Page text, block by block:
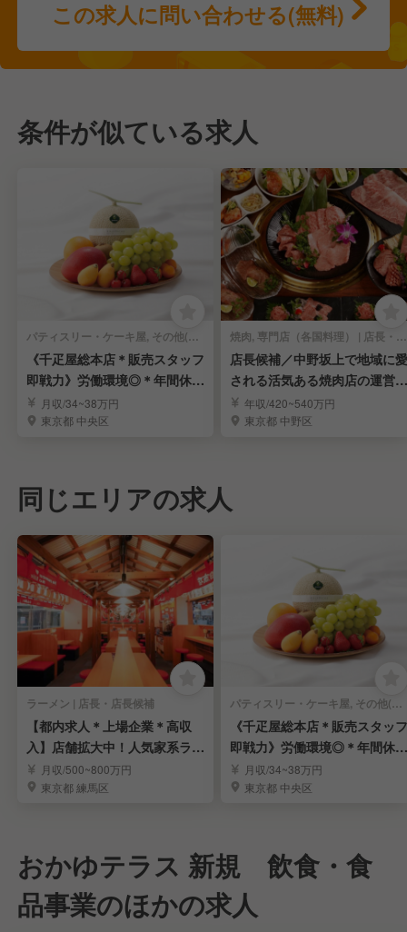
この求人に問い合わせる(無料)
条件が似ている求人
パティスリー・ケーキ屋, その他(料理ジャンル) | 店長・店長候補
《千疋屋総本店＊販売スタッフ
即戦力》労働環境◎＊年間休1
15日＊賞与年3回
月収/34~38万円
東京都 中央区
焼肉, 専門店（各国料理） | 店長・店長候補
店長候補／中野坂上で地域に愛
される活気ある焼肉店の運営と
数値を学び幹部へ
年収/420~540万円
東京都 中野区
同じエリアの求人
ラーメン | 店長・店長候補
【都内求人＊上場企業＊高収
入】店舗拡大中！人気家系ラー
メン「町田商店」
月収/500~800万円
東京都 練馬区
パティスリー・ケーキ屋, その他(料理ジャンル) | 店長・店長候補
《千疋屋総本店＊販売スタッフ
即戦力》労働環境◎＊年間休1
15日＊賞与年3回
月収/34~38万円
東京都 中央区
おかゆテラス 新規 飲食・食
品事業のほかの求人